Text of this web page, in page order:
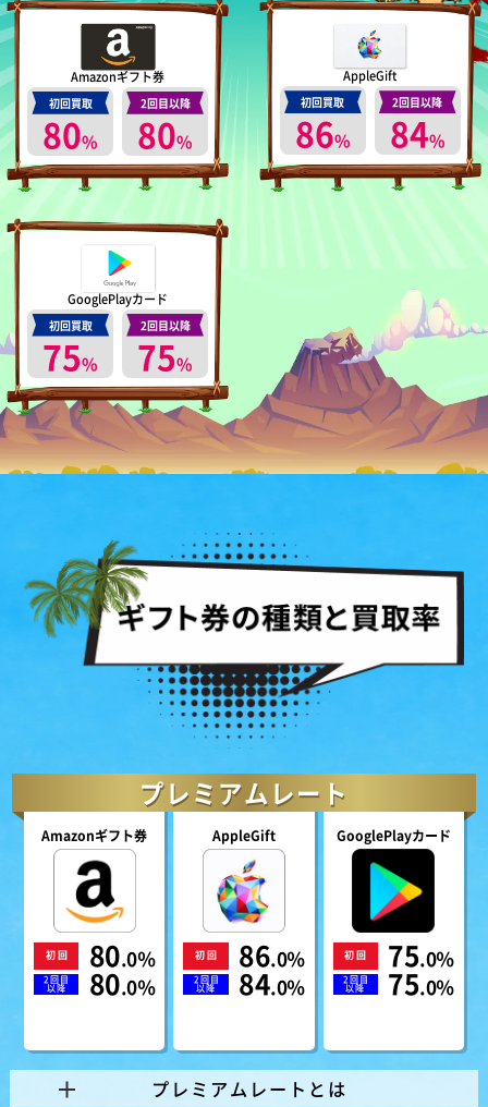
Amazonギフト券
初回買取
80%
2回目以降
80%
AppleGift
初回買取
86%
2回目以降
84%
GooglePlayカード
初回買取
75%
2回目以降
75%
プレミアムレート
Amazonギフト券
初回 80.0％
2回目
以降 80.0％
AppleGift
初回 86.0％
2回目
以降 84.0％
GooglePlayカード
初回 75.0％
2回目
以降 75.0％
プレミアムレートとは